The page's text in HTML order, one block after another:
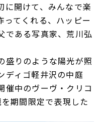
に開けて、みんなで楽
ってくれる、ハッピー
である写真家、荒川弘
盛りのような陽光が照
ディゴ軽井沢の中庭
催中のヴーヴ・クリコ
期間限定で表現した